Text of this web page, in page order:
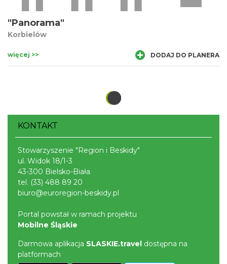
"Panorama"
Korbielów
więcej >> DODAJ DO PLANERA
KONTAKT
Stowarzyszenie "Region i Beskidy"
ul. Widok 18/1-3
43-300 Bielsko-Biała
tel. (33) 488 89 20
biuro@euroregion-beskidy.pl
Portal powstał w ramach projektu
Mobilne Śląskie
Darmowa aplikacja SLASKIE.travel dostępna na
platformach